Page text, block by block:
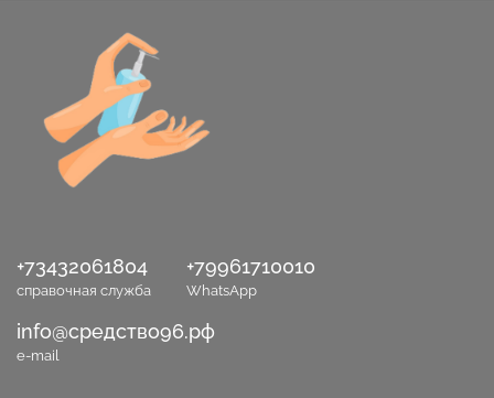
+73432061804
справочная служба
+79961710010
WhatsApp
info@средство96.рф
e-mail